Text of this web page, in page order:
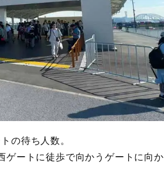
の待ち人数。
ゲートに徒歩で向かうゲートに向か